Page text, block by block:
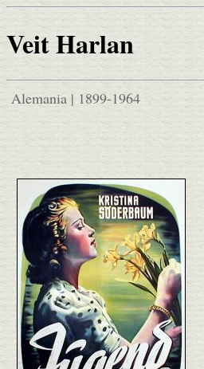
Veit Harlan
Alemania | 1899-1964